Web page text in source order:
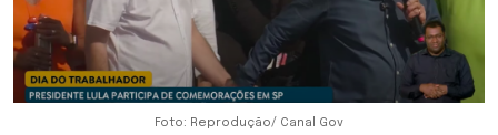
Foto: Reprodução/ Canal Gov